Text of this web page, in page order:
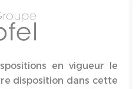
en vigueur le
disposition dans cette